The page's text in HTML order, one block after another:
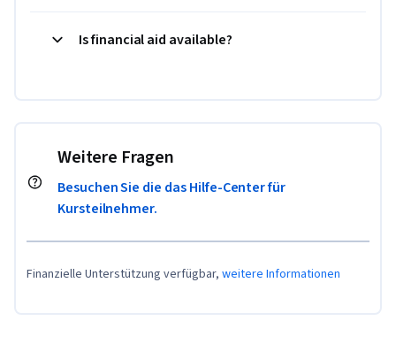
Is financial aid available?
Weitere Fragen
Besuchen Sie die das Hilfe-Center für
Kursteilnehmer.
Finanzielle Unterstützung verfügbar, weitere Informationen